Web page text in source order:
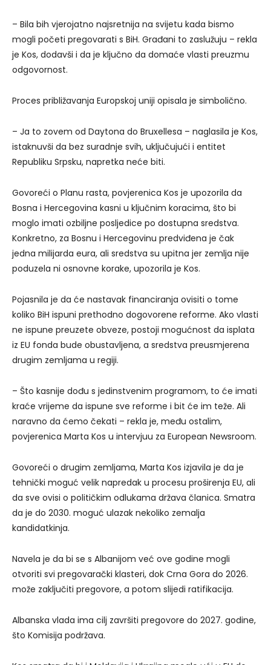
– Bila bih vjerojatno najsretnija na svijetu kada bismo
mogli početi pregovarati s BiH. Građani to zaslužuju – rekla
je Kos, dodavši i da je ključno da domaće vlasti preuzmu
odgovornost.
Proces približavanja Europskoj uniji opisala je simbolično.
– Ja to zovem od Daytona do Bruxellesa – naglasila je Kos,
istaknuvši da bez suradnje svih, uključujući i entitet
Republiku Srpsku, napretka neće biti.
Govoreći o Planu rasta, povjerenica Kos je upozorila da
Bosna i Hercegovina kasni u ključnim koracima, što bi
moglo imati ozbiljne posljedice po dostupna sredstva.
Konkretno, za Bosnu i Hercegovinu predviđena je čak
jedna milijarda eura, ali sredstva su upitna jer zemlja nije
poduzela ni osnovne korake, upozorila je Kos.
Pojasnila je da će nastavak financiranja ovisiti o tome
koliko BiH ispuni prethodno dogovorene reforme. Ako vlasti
ne ispune preuzete obveze, postoji mogućnost da isplata
iz EU fonda bude obustavljena, a sredstva preusmjerena
drugim zemljama u regiji.
– Što kasnije dođu s jedinstvenim programom, to će imati
kraće vrijeme da ispune sve reforme i bit će im teže. Ali
naravno da ćemo čekati – rekla je, među ostalim,
povjerenica Marta Kos u intervjuu za European Newsroom.
Govoreći o drugim zemljama, Marta Kos izjavila je da je
tehnički moguć velik napredak u procesu proširenja EU, ali
da sve ovisi o političkim odlukama država članica. Smatra
da je do 2030. moguć ulazak nekoliko zemalja
kandidatkinja.
Navela je da bi se s Albanijom već ove godine mogli
otvoriti svi pregovarački klasteri, dok Crna Gora do 2026.
može zaključiti pregovore, a potom slijedi ratifikacija.
Albanska vlada ima cilj završiti pregovore do 2027. godine,
što Komisija podržava.